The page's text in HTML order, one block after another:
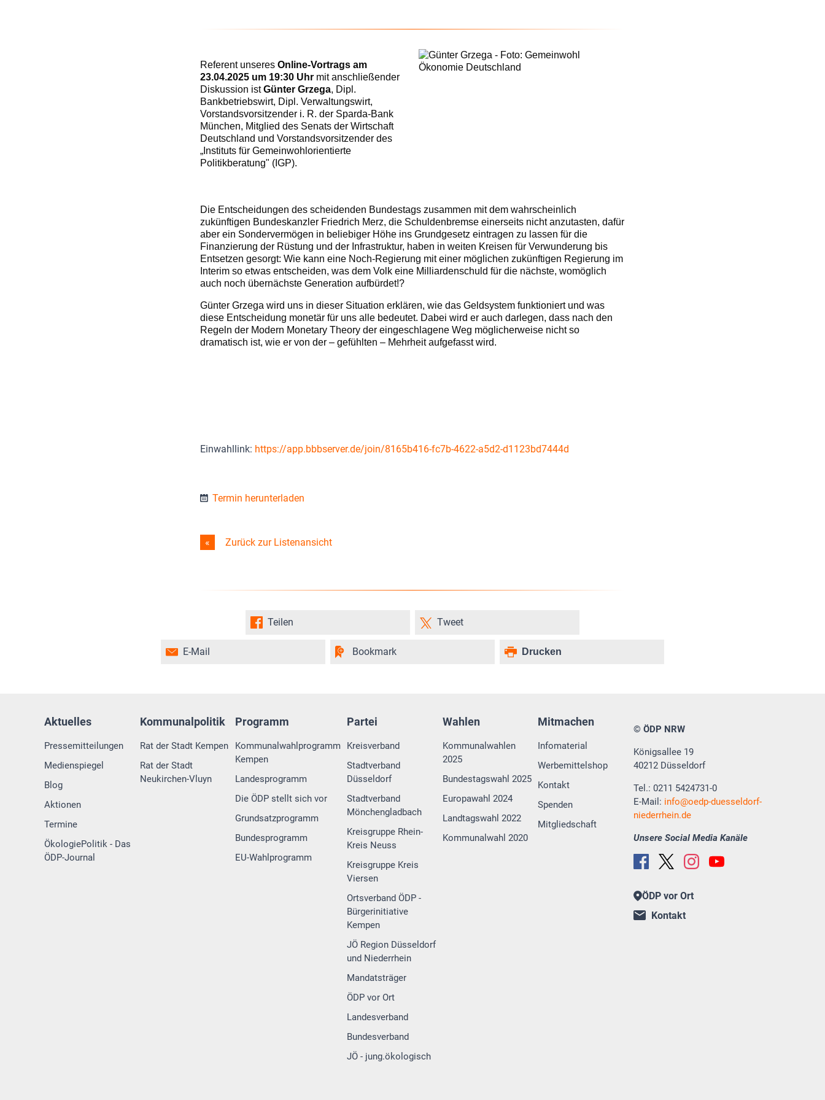
Referent unseres Online-Vortrags am
23.04.2025 um 19:30 Uhr mit anschließender
Diskussion istGünter Grzega, Dipl.
Bankbetriebswirt, Dipl. Verwaltungswirt,
Vorstandsvorsitzender i. R. der Sparda-Bank
München, Mitglied des Senats der Wirtschaft
Deutschland und Vorstandsvorsitzender des
„Instituts für Gemeinwohlorientierte
Politikberatung" (IGP).
Die Entscheidungen des scheidenden Bundestags zusammen mit dem wahrscheinlich
zukünftigen Bundeskanzler Friedrich Merz, die Schuldenbremse einerseits nicht anzutasten, dafür
aber ein Sondervermögen in beliebiger Höhe ins Grundgesetz eintragen zu lassen für die
Finanzierung der Rüstung und der Infrastruktur, haben in weiten Kreisen für Verwunderung bis
Entsetzen gesorgt: Wie kann eine Noch-Regierung mit einer möglichen zukünftigen Regierung im
Interim so etwas entscheiden, was dem Volk eine Milliardenschuld für die nächste, womöglich
auch noch übernächste Generation aufbürdet!?
Günter Grzega wird uns in dieser Situation erklären, wie das Geldsystem funktioniert und was
diese Entscheidung monetär für uns alle bedeutet. Dabei wird er auch darlegen, dass nach den
Regeln der Modern Monetary Theory der eingeschlagene Weg möglicherweise nicht so
dramatisch ist, wie er von der – gefühlten – Mehrheit aufgefasst wird.
Einwahllink: https://app.bbbserver.de/join/8165b416-fc7b-4622-a5d2-d1123bd7444d
Termin herunterladen
Zurück zur Listenansicht
Teilen Tweet
E-Mail Bookmark Drucken
Aktuelles
Pressemitteilungen
Medienspiegel
Blog
Aktionen
Termine
ÖkologiePolitik - Das
ÖDP-Journal
Kommunalpolitik
Rat der Stadt Kempen
Rat der Stadt
Neukirchen-Vluyn
Programm
Kommunalwahlprogramm
Kempen
Landesprogramm
Die ÖDP stellt sich vor
Grundsatzprogramm
Bundesprogramm
EU-Wahlprogramm
Partei
Kreisverband
Stadtverband
Düsseldorf
Stadtverband
Mönchengladbach
Kreisgruppe Rhein-
Kreis Neuss
Kreisgruppe Kreis
Viersen
Ortsverband ÖDP -
Bürgerinitiative
Kempen
JÖ Region Düsseldorf
und Niederrhein
Mandatsträger
ÖDP vor Ort
Landesverband
Bundesverband
JÖ - jung.ökologisch
Wahlen
Kommunalwahlen
2025
Bundestagswahl 2025
Europawahl 2024
Landtagswahl 2022
Kommunalwahl 2020
Mitmachen
Infomaterial
Werbemittelshop
Kontakt
Spenden
Mitgliedschaft
© ÖDP NRW
Königsallee 19
40212 Düsseldorf
Tel.: 0211 5424731-0
E-Mail: info
oedp-duesseldorf-
niederrhein.de
Unsere Social Media Kanäle
ÖDP vor Ort
Kontakt